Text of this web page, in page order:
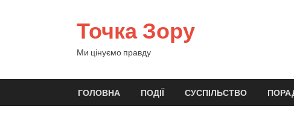
Точка Зору
Ми цінуємо правду
ГОЛОВНА ПОДІЇ СУСПІЛЬСТВО